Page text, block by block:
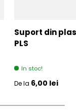
Suport din
PLS
In stoc!
Pret initial
De la 6,00 lei